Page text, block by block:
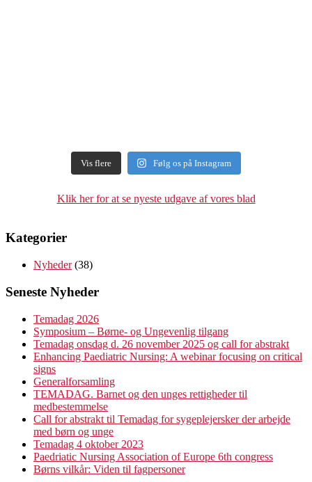
Vis flere Følg os på Instagram
Klik her for at se nyeste udgave af vores blad
Kategorier
Nyheder(38)
Seneste Nyheder
Temadag 2026
Symposium – Børne- og Ungevenlig tilgang
Temadag onsdag d. 26 november 2025 og call for abstrakt
Enhancing Paediatric Nursing: A webinar focusing on critical
signs
Generalforsamling
TEMADAG. Barnet og den unges rettigheder til
medbestemmelse
Call for abstrakt til Temadag for sygeplejersker der arbejde
med børn og unge
Temadag 4 oktober 2023
Paedriatic Nursing Association of Europe 6th congress
Børns vilkår: Viden til fagpersoner